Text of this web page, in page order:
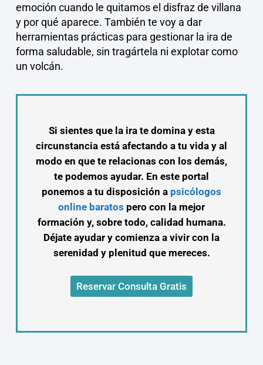
emoción cuando le quitamos el disfraz de villana
y por qué aparece. También te voy a dar
herramientas prácticas para gestionar la ira de
forma saludable, sin tragártela ni explotar como
un volcán.
Si sientes que la ira te domina y esta
circunstancia está afectando a tu vida y al
modo en que te relacionas con los demás,
te podemos ayudar. En este portal
ponemos a tu disposición a psicólogos
online baratos pero con la mejor
formación y, sobre todo, calidad humana.
Déjate ayudar y comienza a vivir con la
serenidad y plenitud que mereces.
Reservar Consulta Gratis